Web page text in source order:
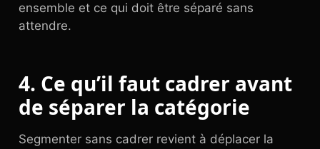
ensemble et ce qui doit être séparé sans
attendre.
4. Ce qu’il faut cadrer avant
de séparer la catégorie
Segmenter sans cadrer revient à déplacer la